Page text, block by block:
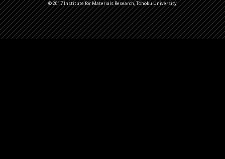
© 2017 Institute for Materials Research, Tohoku University